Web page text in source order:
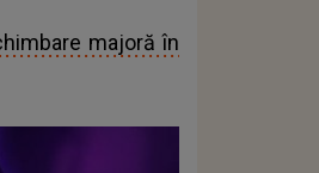
majoră în